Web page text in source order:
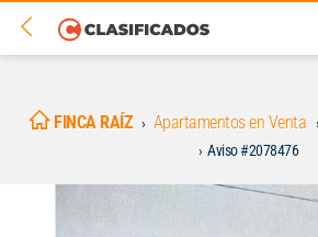
FINCA RAÍZ Apartamentos en Venta
Aviso #2078476